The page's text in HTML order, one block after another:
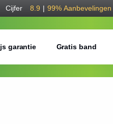
Cijfer 8.9 | 99% Aanbevelingen
garantie Gratis band